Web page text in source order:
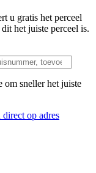
u gratis het perceel
het juiste perceel is.
om sneller het juiste
op adres